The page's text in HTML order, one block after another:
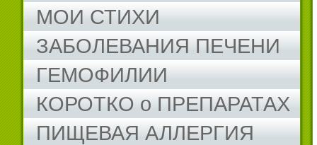
МОИ СТИХИ
ЗАБОЛЕВАНИЯ ПЕЧЕНИ
ГЕМОФИЛИИ
КОРОТКО о ПРЕПАРАТАХ
ПИЩЕВАЯ АЛЛЕРГИЯ